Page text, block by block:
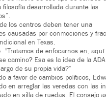
desarrollada durante las
los centros deben tener una
causadas por conmociones y
en Texas.
de enfocarnos en, aquí
camino? Esa es la idea de la
de su propia vida?”
a favor de cambios políticos,
en arreglar las veredas con las
en silla de ruedas. El consejo